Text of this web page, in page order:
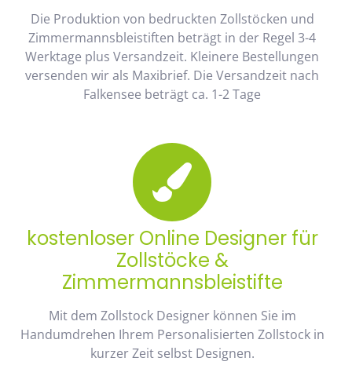
Die Produktion von bedruckten Zollstöcken und
Zimmermannsbleistiften beträgt in der Regel 3-4
Werktage plus Versandzeit. Kleinere Bestellungen
versenden wir als Maxibrief. Die Versandzeit nach
Falkensee beträgt ca. 1-2 Tage
kostenloser Online Designer für
Zollstöcke &
Zimmermannsbleistifte
Mit dem Zollstock Designer können Sie im
Handumdrehen Ihrem Personalisierten Zollstock in
kurzer Zeit selbst Designen.